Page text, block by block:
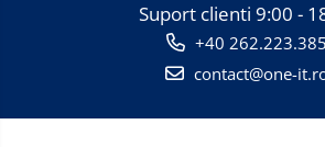
Suport clienti 9:00 -
+40 262.223.385
contact@one-